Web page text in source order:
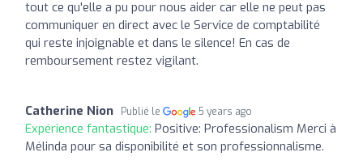
tout ce qu'elle a pu pour nous aider car elle ne peut pas
communiquer en direct avec le Service de comptabilité
qui reste injoignable et dans le silence! En cas de
remboursement restez vigilant.
Catherine Nion Publié le 5 years ago
Expérience fantastique: Positive: Professionalism Merci à
Mélinda pour sa disponibilité et son professionnalisme.